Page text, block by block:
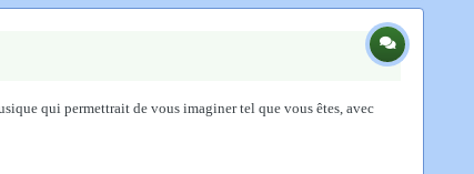
qui permettrait de vous imaginer tel que vous êtes, avec